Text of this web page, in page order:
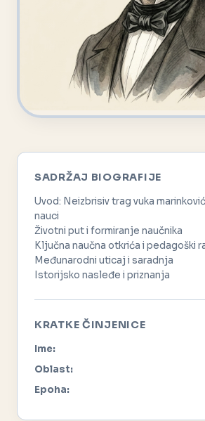
SADRŽAJ BIOGRAFIJE
Uvod: Neizbrisiv trag vuka
nauci
Životni put i formiranje naučnika
Ključna naučna otkrića i pedagoški
Međunarodni uticaj i saradnja
Istorijsko nasleđe i priznanja
KRATKE ČINJENICE
Ime:
Oblast:
Epoha: